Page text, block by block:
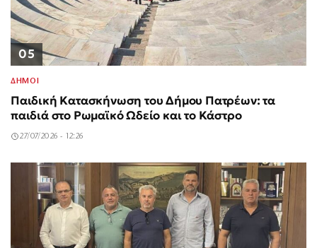
05
ΔΗΜΟΙ
Παιδική Κατασκήνωση του Δήμου Πατρέων: τα
παιδιά στο Ρωμαϊκό Ωδείο και το Κάστρο
27/07/2026 - 12:26